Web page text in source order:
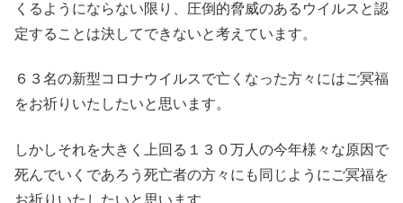
くるようにならない限り、圧倒的脅威のあるウイルスと認
定することは決してできないと考えています。
６３名の新型コロナウイルスで亡くなった方々にはご冥福
をお祈りいたしたいと思います。
しかしそれを大きく上回る１３０万人の今年様々な原因で
死んでいくであろう死亡者の方々にも同じようにご冥福を
お祈りいたしたいと思います。